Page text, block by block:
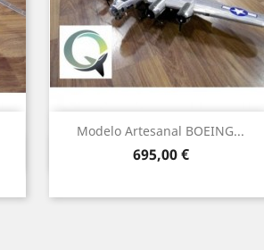
Modelo Artesanal BOEING...
Precio
695,00 €
Vista rápida